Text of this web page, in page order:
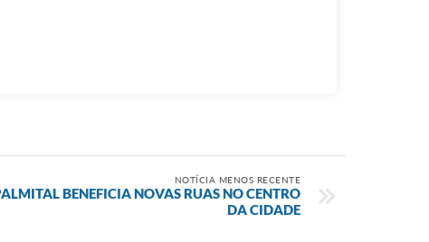
NOTÍCIA MENOS RECENTE
BENEFICIA NOVAS RUAS NO CENTRO
DA CIDADE